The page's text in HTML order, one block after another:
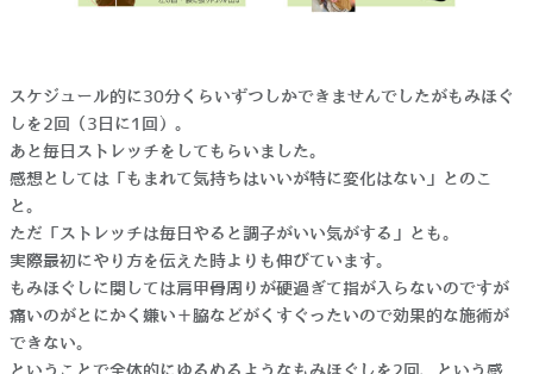
スケジュール的に30分くらいずつしかできませんでしたがもみほぐ
しを2回（3日に1回）。
あと毎日ストレッチをしてもらいました。
感想としては「もまれて気持ちはいいが特に変化はない」とのこ
と。
ただ「ストレッチは毎日やると調子がいい気がする」とも。
実際最初にやり方を伝えた時よりも伸びています。
もみほぐしに関しては肩甲骨周りが硬過ぎて指が入らないのですが
痛いのがとにかく嫌い＋脇などがくすぐったいので効果的な施術が
できない。